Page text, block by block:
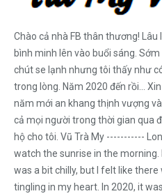
Chào cả nhà FB thân thương!
bình minh lên vào buổi sáng.
chút se lạnh nhưng tôi thấy như
trong lòng. Năm 2020 đến rồi...
năm mới an khang thịnh vượng
cả mọi người trong thời gian qua
hộ cho tôi. Vũ Trà My -----------
watch the sunrise in the morning.
was a bit chilly, but I felt like
tingling in my heart. In 2020, it